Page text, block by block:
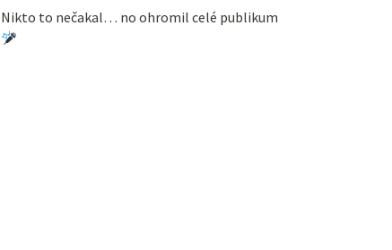
Nikto to nečakal… no ohromil celé publikum